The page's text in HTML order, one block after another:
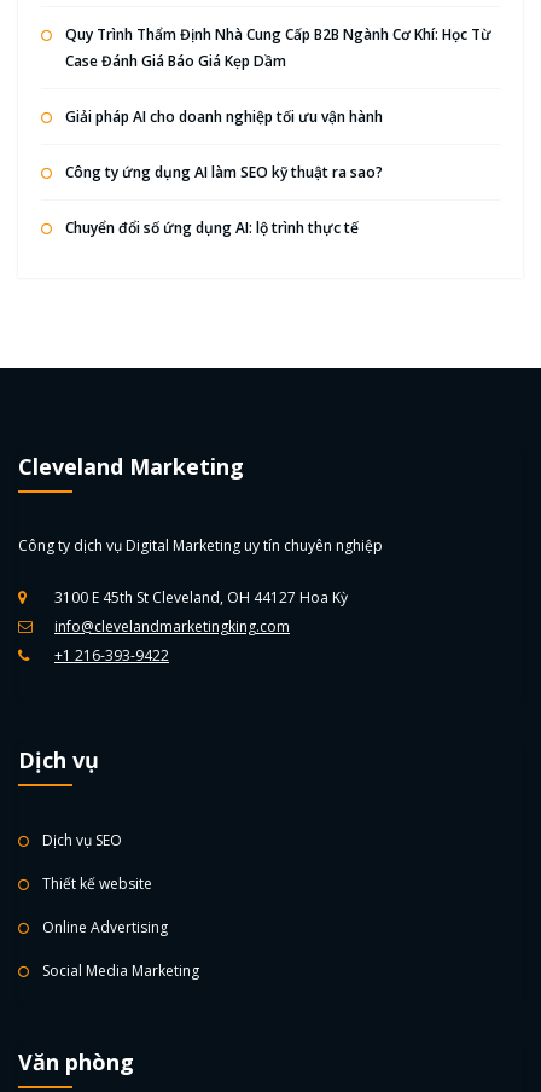
Quy Trình Thẩm Định Nhà Cung Cấp B2B Ngành Cơ Khí: Học Từ
Case Đánh Giá Báo Giá Kẹp Dầm
Giải pháp AI cho doanh nghiệp tối ưu vận hành
Công ty ứng dụng AI làm SEO kỹ thuật ra sao?
Chuyển đổi số ứng dụng AI: lộ trình thực tế
Cleveland Marketing
Công ty dịch vụ Digital Marketing uy tín chuyên nghiệp
3100 E 45th St Cleveland, OH 44127 Hoa Kỳ
info@clevelandmarketingking.com
+1 216-393-9422
Dịch vụ
Dịch vụ SEO
Thiết kế website
Online Advertising
Social Media Marketing
Văn phòng